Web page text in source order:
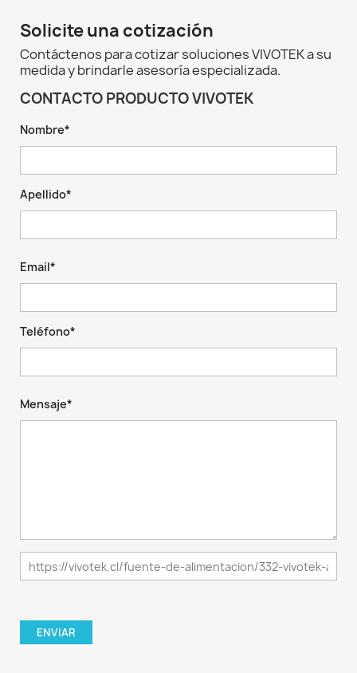
Solicite una cotización
Contáctenos para cotizar soluciones VIVOTEK a su
medida y brindarle asesoría especializada.
CONTACTO PRODUCTO VIVOTEK
Nombre*
Apellido*
Email*
Teléfono*
Mensaje*